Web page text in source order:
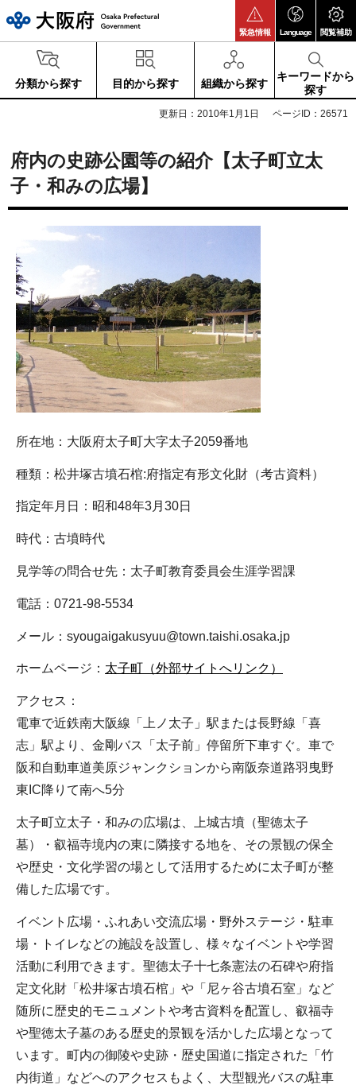
緊急情報 Language 閲覧補助
分類から探す 目的から探す 組織から探す
キーワードから
探す
更新日：2010年1月1日 ページID：26571
府内の史跡公園等の紹介【太子町立太
子・和みの広場】
所在地：大阪府太子町大字太子2059番地
種類：松井塚古墳石棺:府指定有形文化財（考古資料）
指定年月日：昭和48年3月30日
時代：古墳時代
見学等の問合せ先：太子町教育委員会生涯学習課
電話：0721-98-5534
メール：syougaigakusyuu@town.taishi.osaka.jp
ホームページ： 太子町（外部サイトへリンク）
アクセス：
電車で近鉄南大阪線「上ノ太子」駅または長野線「喜
志」駅より、金剛バス「太子前」停留所下車すぐ。車で
阪和自動車道美原ジャンクションから南阪奈道路羽曳野
東IC降りて南へ5分
太子町立太子・和みの広場は、上城古墳（聖徳太子
墓）・叡福寺境内の東に隣接する地を、その景観の保全
や歴史・文化学習の場として活用するために太子町が整
備した広場です。
イベント広場・ふれあい交流広場・野外ステージ・駐車
場・トイレなどの施設を設置し、様々なイベントや学習
活動に利用できます。聖徳太子十七条憲法の石碑や府指
定文化財「松井塚古墳石棺」や「尼ヶ谷古墳石室」など
随所に歴史的モニュメントや考古資料を配置し、叡福寺
や聖徳太子墓のある歴史的景観を活かした広場となって
います。町内の御陵や史跡・歴史国道に指定された「竹
内街道」などへのアクセスもよく、大型観光バスの駐車